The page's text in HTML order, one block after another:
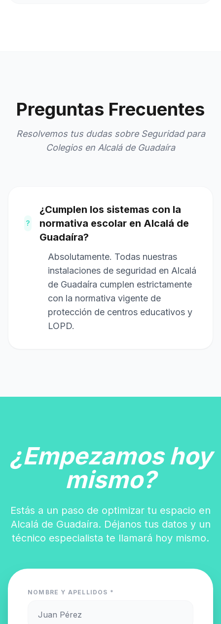
Preguntas Frecuentes
Resolvemos tus dudas sobre Seguridad para
Colegios en Alcalá de Guadaíra
?
¿Cumplen los sistemas con la
normativa escolar en Alcalá de
Guadaíra?
Absolutamente. Todas nuestras
instalaciones de seguridad en Alcalá
de Guadaíra cumplen estrictamente
con la normativa vigente de
protección de centros educativos y
LOPD.
¿Empezamos hoy
mismo?
Estás a un paso de optimizar tu espacio en
Alcalá de Guadaíra. Déjanos tus datos y un
técnico especialista te llamará hoy mismo.
NOMBRE Y APELLIDOS *